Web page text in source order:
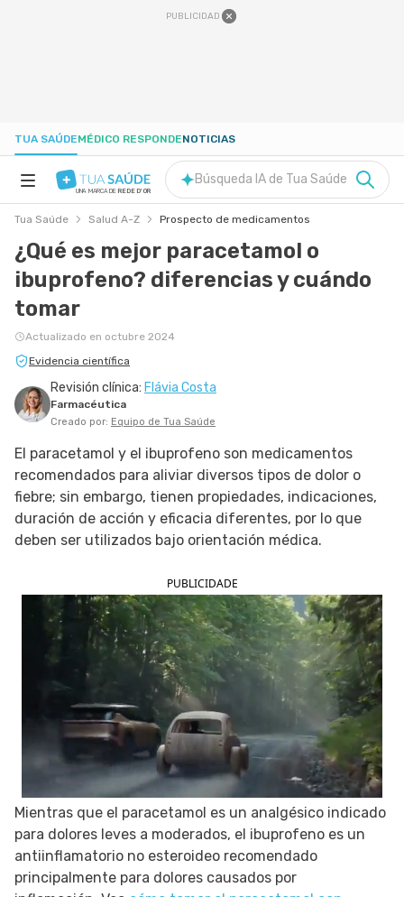
PUBLICIDAD
TUA SAÚDEMÉDICO RESPONDENOTICIAS
NUTRICIÓN
EMBARAZO
BIENESTAR
UNA MARCA DE REDE D'OR
Búsqueda IA de Tua Saúde
Tua Saúde Salud A-Z Prospecto de medicamentos
¿Qué es mejor paracetamol o
ibuprofeno? diferencias y cuándo
tomar
Actualizado en octubre 2024
Evidencia científica
Revisión clínica: Flávia Costa
Farmacéutica
Creado por: Equipo de Tua Saúde
El paracetamol y el ibuprofeno son medicamentos
recomendados para aliviar diversos tipos de dolor o
fiebre; sin embargo, tienen propiedades, indicaciones,
duración de acción y eficacia diferentes, por lo que
deben ser utilizados bajo orientación médica.
PUBLICIDADE
Mientras que el paracetamol es un analgésico indicado
para dolores leves a moderados, el ibuprofeno es un
antiinflamatorio no esteroideo recomendado
principalmente para dolores causados por